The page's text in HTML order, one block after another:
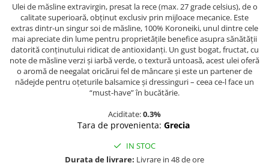
Ulei de măsline extravirgin, presat la rece (max. 27 grade celsius), de o
calitate superioară, obținut exclusiv prin mijloace mecanice. Este
extras dintr-un singur soi de măsline, 100% Koroneiki, unul dintre cele
mai apreciate din lume pentru proprietățile benefice asupra sănătății
datorită conținutului ridicat de antioxidanți. Un gust bogat, fructat, cu
note de măsline verzi și iarbă verde, o textură untoasă, acest ulei oferă
o aromă de neegalat oricărui fel de mâncare și este un partener de
nădejde pentru oțeturile balsamice și dressinguri – ceea ce-l face un
“must-have” în bucătărie.
Aciditate:0.3%
Tara de provenienta: Grecia
IN STOC
Durata de livrare: Livrare in 48 de ore